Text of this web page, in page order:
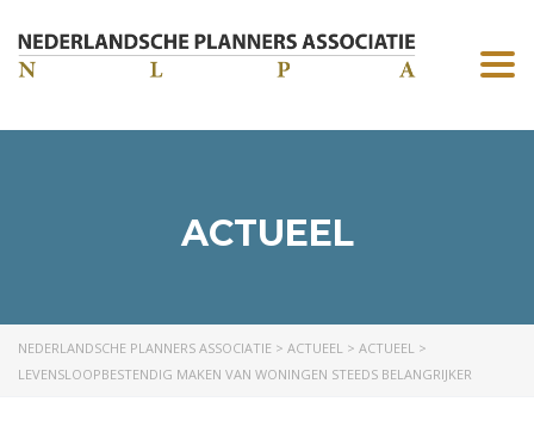
ACTUEEL
NEDERLANDSCHE PLANNERS ASSOCIATIE > ACTUEEL > ACTUEEL >
LEVENSLOOPBESTENDIG MAKEN VAN WONINGEN STEEDS BELANGRIJKER